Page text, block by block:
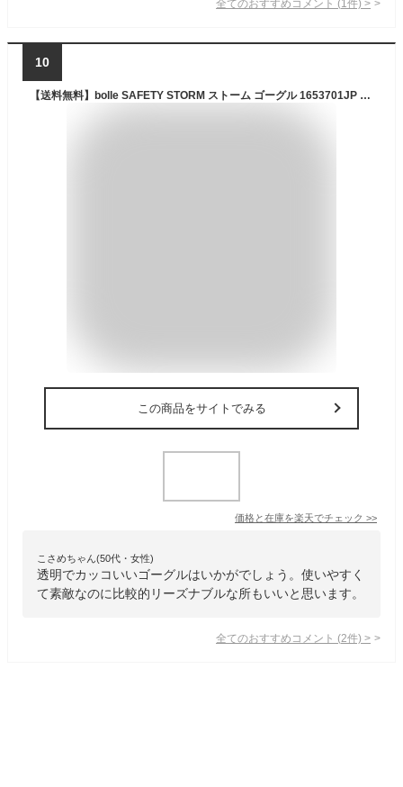
全てのおすすめコメント (1 件) >
10
【送料無料】bolle SAFETY STORM ストーム ゴーグル 1653701JP 保護メガネ サバゲー ボレーセイフティ 【レビューキャンペーン対象商品】
この商品をサイトでみる
価格と在庫を楽天でチェック >>
こさめちゃん(50代・女性)
透明でカッコいいゴーグルはいかがでしょう。使いやすく
て素敵なのに比較的リーズナブルな所もいいと思います。
全てのおすすめコメント (2件) >